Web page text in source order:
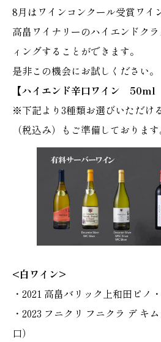
8月はワインコンクール受賞ワイ
高畠ワイナリーのハイエンドク
ィングすることができます。
是非この機会にお試しください。
【ハイエンド辛口ワイン 50ml
※下記より3種類お選びいただけ
（税込み）もご準備しております
<白ワイン>
・2021 高畠バリック上和田ピノ
・2023 フニクリ フニクラ デ キ
口）